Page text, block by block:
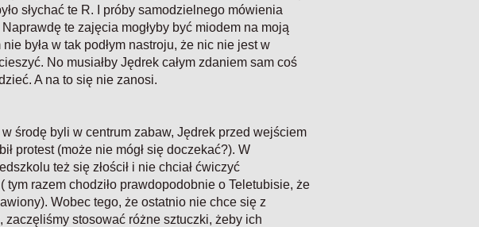
słychać te R. I próby samodzielnego mówienia
te zajęcia mogłyby być miodem na moją
była w tak podłym nastroju, że nic nie jest w
No musiałby Jędrek całym zdaniem sam coś
A na to się nie zanosi.
środę byli w centrum zabaw, Jędrek przed wejściem
protest (może nie mógł się doczekać?). W
też się złościł i nie chciał ćwiczyć
tym razem chodziło prawdopodobnie o Teletubisie, że
Wobec tego, że ostatnio nie chce się z
zaczęliśmy stosować różne sztuczki, żeby ich